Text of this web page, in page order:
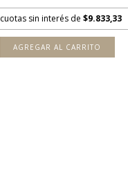
cuotas sin interés de $9.833,33
AGREGAR AL CARRITO